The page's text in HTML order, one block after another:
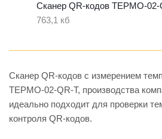
Сканер QR-кодов ТЕРМО-02-
763,1 кб
Сканер QR-кодов с измерением
ТЕРМО-02-QR-T, производства
идеально подходит для проверки
контроля QR-кодов.